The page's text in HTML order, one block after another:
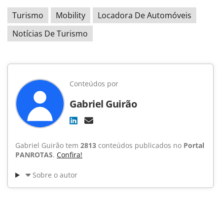
Turismo Mobility
Locadora De Automóveis
Notícias De Turismo
Conteúdos por
Gabriel Guirão
Gabriel Guirão tem 2813 conteúdos publicados no Portal
PANROTAS. Confira!
Sobre o autor